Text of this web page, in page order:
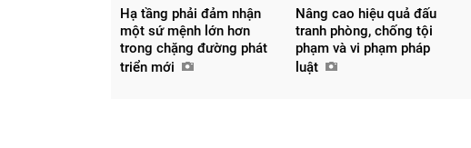
Chia sẻ
Hạ tầng phải đảm nhận
một sứ mệnh lớn hơn
trong chặng đường phát
triển mới
Nâng cao hiệu quả đấu
tranh phòng, chống tội
phạm và vi phạm pháp
luật